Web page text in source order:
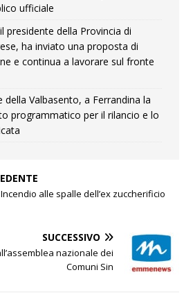
ufficiale
presidente della Provincia di
ha inviato una proposta di
e continua a lavorare sul fronte
Valbasento, a Ferrandina la
programmatico per il rilancio e lo
alle spalle dell’ex zuccherificio
SUCCESSIVO
nazionale dei
Comuni Sin